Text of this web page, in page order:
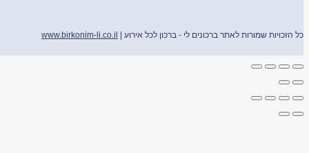
כל הזכויות שמורות לאתר ברכונים לי - ברכון לכל אירוע | www.birkonim-li.co.il